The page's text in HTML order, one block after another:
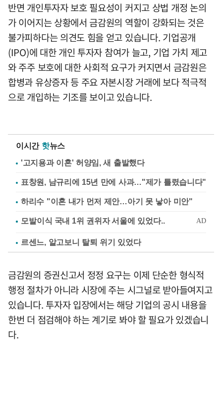
반면 개인투자자 보호 필요성이 커지고 상법 개정 논의
가 이어지는 상황에서 금감원의 역할이 강화되는 것은
불가피하다는 의견도 힘을 얻고 있습니다. 기업공개
(IPO)에 대한 개인 투자자 참여가 늘고, 기업 가치 제고
와 주주 보호에 대한 사회적 요구가 커지면서 금감원은
합병과 유상증자 등 주요 자본시장 거래에 보다 적극적
으로 개입하는 기조를 보이고 있습니다.
이시간 핫뉴스
'고지용과 이혼' 허양임, 새 출발했다
표창원, 남규리에 15년 만에 사과…"제가 틀렸습니다"
하리수 "이혼 내가 먼저 제안…아기 못 낳아 미안"
르센느, 알고보니 탈퇴 위기 있었다
금감원의 증권신고서 정정 요구는 이제 단순한 형식적
행정 절차가 아니라 시장에 주는 시그널로 받아들여지고
있습니다. 투자자 입장에서는 해당 기업의 공시 내용을
한번 더 점검해야 하는 계기로 봐야 할 필요가 있겠습니
다.